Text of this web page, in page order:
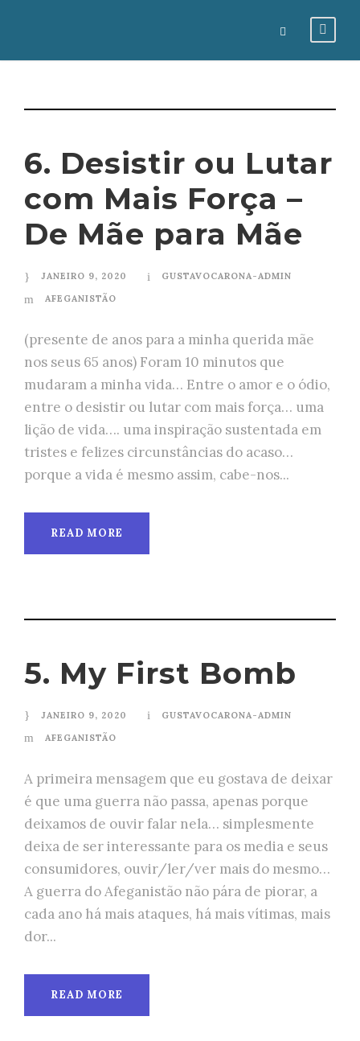
6. Desistir ou Lutar
com Mais Força –
De Mãe para Mãe
JANEIRO 9, 2020
GUSTAVOCARONA-ADMIN
AFEGANISTÃO
(presente de anos para a minha querida mãe
nos seus 65 anos) Foram 10 minutos que
mudaram a minha vida… Entre o amor e o ódio,
entre o desistir ou lutar com mais força… uma
lição de vida…. uma inspiração sustentada em
tristes e felizes circunstâncias do acaso…
porque a vida é mesmo assim, cabe-nos...
READ MORE
5. My First Bomb
JANEIRO 9, 2020
GUSTAVOCARONA-ADMIN
AFEGANISTÃO
A primeira mensagem que eu gostava de deixar
é que uma guerra não passa, apenas porque
deixamos de ouvir falar nela… simplesmente
deixa de ser interessante para os media e seus
consumidores, ouvir/ler/ver mais do mesmo…
A guerra do Afeganistão não pára de piorar, a
cada ano há mais ataques, há mais vítimas, mais
dor...
READ MORE